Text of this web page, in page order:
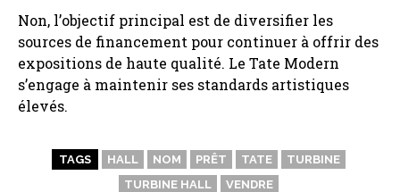
Non, l’objectif principal est de diversifier les
sources de financement pour continuer à offrir des
expositions de haute qualité. Le Tate Modern
s’engage à maintenir ses standards artistiques
élevés.
TAGS HALL NOM PRÊT TATE
TURBINE
TURBINE HALL
VENDRE